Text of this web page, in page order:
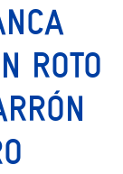
ROTO